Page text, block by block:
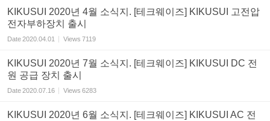
KIKUSUI 2020년 4월 소식지. [테크웨이즈] KIKUSUI 고전압
전자부하장치 출시
Date2020.04.01 Views 7119
KIKUSUI 2020년 7월 소식지. [테크웨이즈] KIKUSUI DC 전
원 공급 장치 출시
Date2020.07.16 Views 6283
KIKUSUI 2020년 6월 소식지. [테크웨이즈] KIKUSUI AC 전